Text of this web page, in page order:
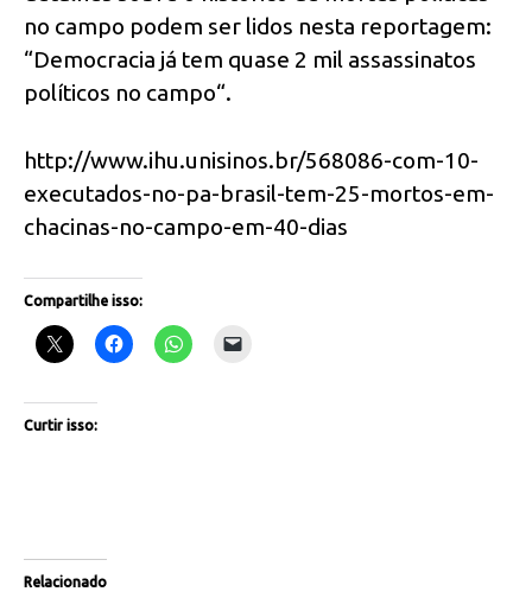
no campo podem ser lidos nesta reportagem:
“Democracia já tem quase 2 mil assassinatos
políticos no campo“.
http://www.ihu.unisinos.br/568086-com-10-
executados-no-pa-brasil-tem-25-mortos-em-
chacinas-no-campo-em-40-dias
Compartilhe isso:
Curtir isso:
Relacionado